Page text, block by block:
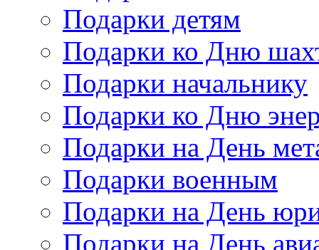
Подарки детям
Подарки ко Дню
Подарки начальнику
Подарки ко Дню
Подарки на День
Подарки военным
Подарки на День
Подарки на День